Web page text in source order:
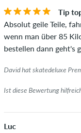
Ob die Bewertung von
Artikel wirklich
neben dem Namen
diesen Personen
leider nicht
wirklich besitzen oder
Tip
Absolut geile Teile,
wenn man über 85
bestellen dann geht's
David hat skatedeluxe
Ist diese Bewertung
Luc